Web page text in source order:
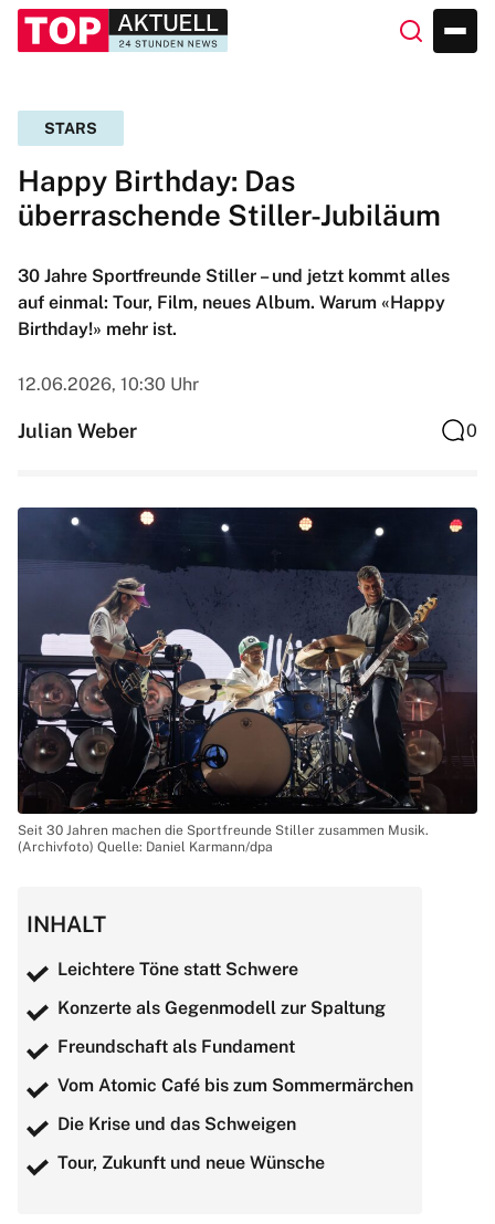
STARS
Happy Birthday: Das
überraschende Stiller-Jubiläum
30 Jahre Sportfreunde Stiller – und jetzt kommt alles
auf einmal: Tour, Film, neues Album. Warum «Happy
Birthday!» mehr ist.
12.06.2026, 10:30 Uhr
Julian Weber 0
Seit 30 Jahren machen die Sportfreunde Stiller zusammen Musik.
(Archivfoto) Quelle: Daniel Karmann/dpa
INHALT
Leichtere Töne statt Schwere
Konzerte als Gegenmodell zur Spaltung
Freundschaft als Fundament
Vom Atomic Café bis zum Sommermärchen
Die Krise und das Schweigen
Tour, Zukunft und neue Wünsche